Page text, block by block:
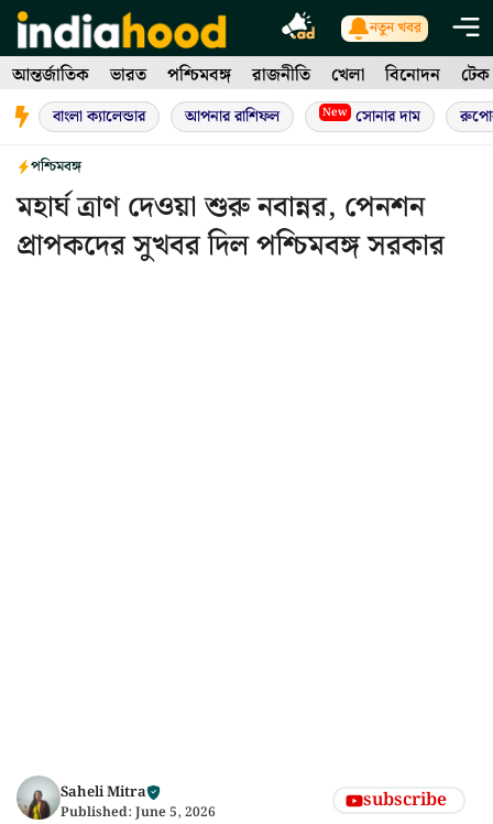
Skip
to
content
নতুন খবর
আন্তর্জাতিক ভারত পশ্চিমবঙ্গ রাজনীতি খেলা বিনোদন টেক
বাংলা ক্যালেন্ডার আপনার রাশিফল New সোনার দাম
পশ্চিমবঙ্গ
মহার্ঘ ত্রাণ দেওয়া শুরু নবান্নর, পেনশন
প্রাপকদের সুখবর দিল পশ্চিমবঙ্গ সরকার
Saheli Mitra
Published: June 5, 2026 subscribe